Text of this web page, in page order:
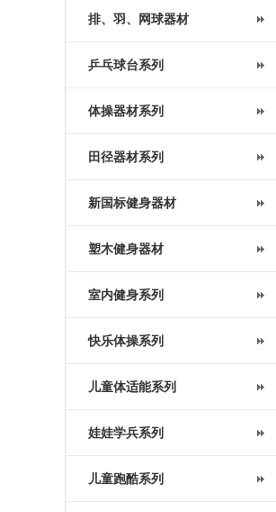
排、羽、网球器材
乒乓球台系列
体操器材系列
田径器材系列
新国标健身器材
塑木健身器材
室内健身系列
快乐体操系列
儿童体适能系列
娃娃学兵系列
儿童跑酷系列